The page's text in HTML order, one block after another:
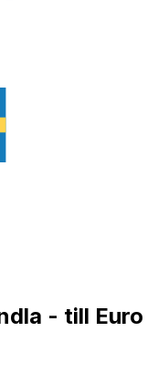
- till Euro